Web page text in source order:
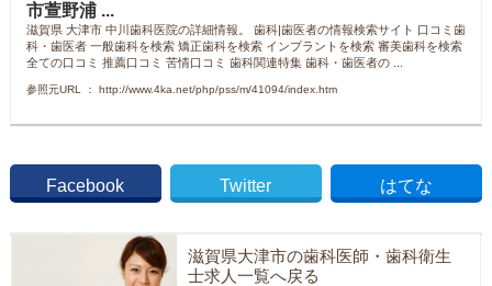
市萱野浦 ...
滋賀県 大津市 中川歯科医院の詳細情報。 歯科|歯医者の情報検索サイト 口コミ歯
科・歯医者 一般歯科を検索 矯正歯科を検索 インプラントを検索 審美歯科を検索
全ての口コミ 推薦口コミ 苦情口コミ 歯科関連特集 歯科・歯医者の ...
参照元URL ： http://www.4ka.net/php/pss/m/41094/index.htm
Facebook Twitter はてな
滋賀県大津市の歯科医師・歯科衛生
士求人一覧へ戻る